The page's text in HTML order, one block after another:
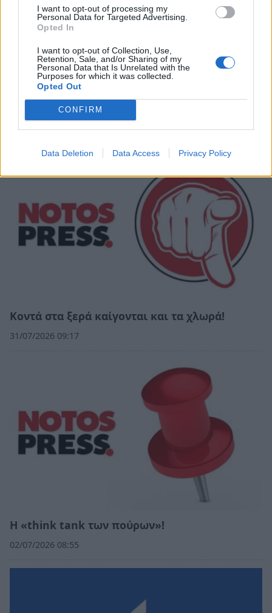
I want to opt-out of processing my
Personal Data for Targeted Advertising.
Opted In
I want to opt-out of Collection, Use,
Retention, Sale, and/or Sharing of my
Personal Data that Is Unrelated with the
Purposes for which it was collected.
Opted Out
CONFIRM
Data Deletion Data Access Privacy Policy
Σχετικά Άρθρα
Κοντά στα ξερά καίγονται και τα χλωρά!
31/07/2026 09:17
Η «think tank των πούρων»!
02/07/2026 08:55